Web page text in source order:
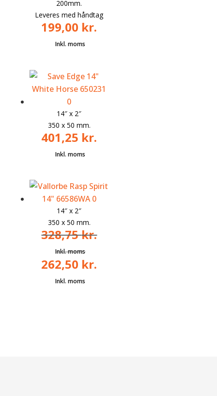
200mm.
Leveres med håndtag
199,00 kr.
14″ x 2″
350 x 50 mm.
401,25 kr.
14″ x 2″
350 x 50 mm.
328,75kr.
Den
oprindelige
262,50 kr.